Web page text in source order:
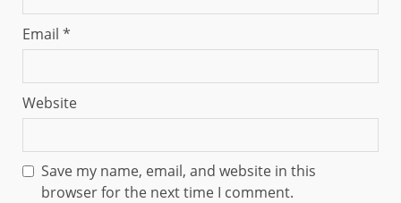
Email *
Website
Save my name, email, and website in this
browser for the next time I comment.